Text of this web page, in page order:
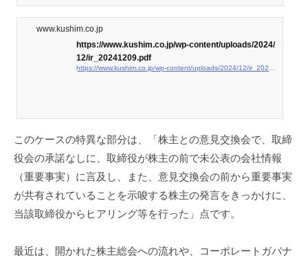
www.kushim.co.jp
https://www.kushim.co.jp/wp-content/uploads/2024/
12/ir_20241209.pdf
このケースの特異な部分は、「株主との意見交換会で、取締
役会の承諾なしに、取締役が株主の前で未公表の会社情報
（重要事実）に言及し、また、意見交換会の前から重要事実
が共有されていることを示唆する株主の発言をきっかけに、
当該取締役からヒアリング等を行った」点です。
最近は、開かれた株主総会への流れや、コーポレートガバナ